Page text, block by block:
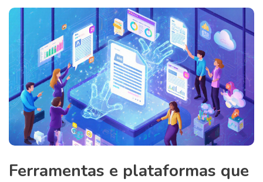
Ferramentas e plataformas que